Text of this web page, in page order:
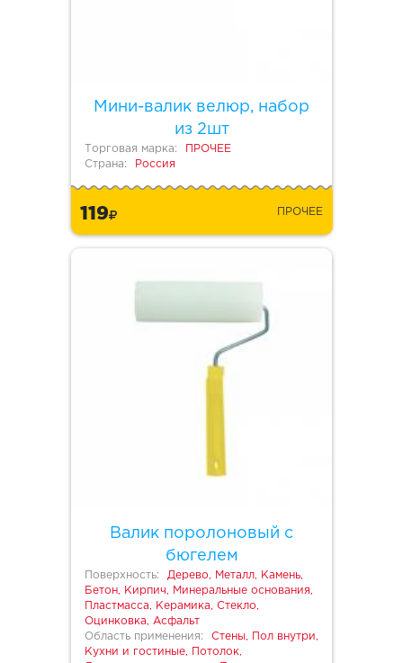
Мини-валик велюр, набор
из 2шт
Торговая марка:
ПРОЧЕЕ
Страна:
Россия
119 ПРОЧЕЕ
Валик поролоновый с
бюгелем
Поверхность:
Дерево, Металл, Камень,
Бетон, Кирпич, Минеральные основания,
Пластмасса, Керамика, Стекло,
Оцинковка, Асфальт
Область применения:
Стены, Пол внутри,
Кухни и гостиные, Потолок,